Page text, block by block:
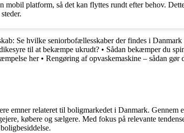
mobil platform, så det kan flyttes rundt efter behov.
Se hvilke seniorbofællesskaber der findes i Danmark
til at bekæmpe ukrudt? • Sådan bekæmper du
her• Rengøring af opvaskemaskine – sådan gør
emner relateret til boligmarkedet i Danmark.
købere og sælgere. Med fokus på relevante